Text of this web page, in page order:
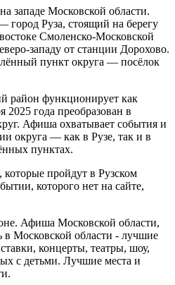
западе Московской области.
Руза, стоящий на берегу
Смоленско-Московской
западу от станции Дорохово.
пункт округа — посёлок
район функционирует как
2025 года преобразован в
Афиша охватывает события и
округа — как в Рузе, так и в
пунктах.
, которые пройдут в Рузском
которого нет на сайте,
Афиша Московской области,
в Московской области - лучшие
концерты, театры, шоу,
с детьми. Лучшие места и